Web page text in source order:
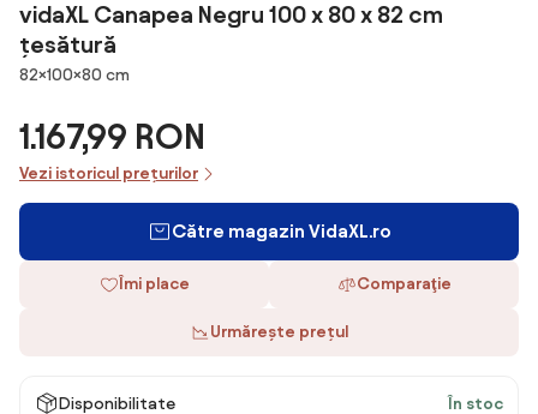
vidaXL Canapea Negru 100 x 80 x 82 cm
țesătură
Dimensiuni
82×100×80 cm
1.167,99 RON
Vezi istoricul prețurilor
Către magazin VidaXL.ro
Îmi place Comparaţie
Urmărește prețul
Disponibilitate În stoc